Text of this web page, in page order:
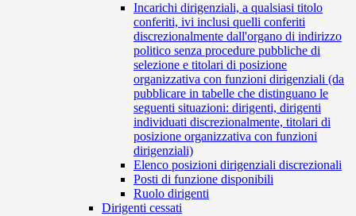
Incarichi dirigenziali, a qualsiasi titolo
conferiti, ivi inclusi quelli conferiti
discrezionalmente dall'organo di indirizzo
politico senza procedure pubbliche di
selezione e titolari di posizione
organizzativa con funzioni dirigenziali (da
pubblicare in tabelle che distinguano le
seguenti situazioni: dirigenti, dirigenti
individuati discrezionalmente, titolari di
posizione organizzativa con funzioni
dirigenziali)
Elenco posizioni dirigenziali discrezionali
Posti di funzione disponibili
Ruolo dirigenti
Dirigenti cessati